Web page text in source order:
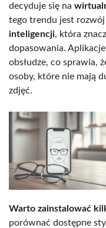
decyduje się na
tego trendu jest
inteligencji, która
dopasowania.
obsłudze, co sprawia,
osoby, które nie mają
zdjęć.
Warto zainstalować
porównać dostępne